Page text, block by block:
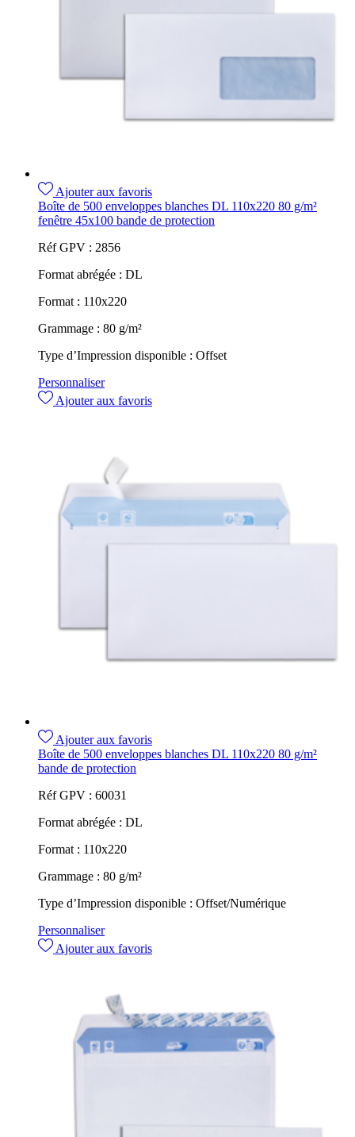
Ajouter aux favoris
Boîte de 500 enveloppes blanches DL 110x220 80 g/m²
fenêtre 45x100 bande de protection
Réf GPV : 2856
Format abrégée : DL
Format : 110x220
Grammage : 80 g/m²
Type d’Impression disponible : Offset
Personnaliser
Ajouter aux favoris
Ajouter aux favoris
Boîte de 500 enveloppes blanches DL 110x220 80 g/m²
bande de protection
Réf GPV : 60031
Format abrégée : DL
Format : 110x220
Grammage : 80 g/m²
Type d’Impression disponible : Offset/Numérique
Personnaliser
Ajouter aux favoris